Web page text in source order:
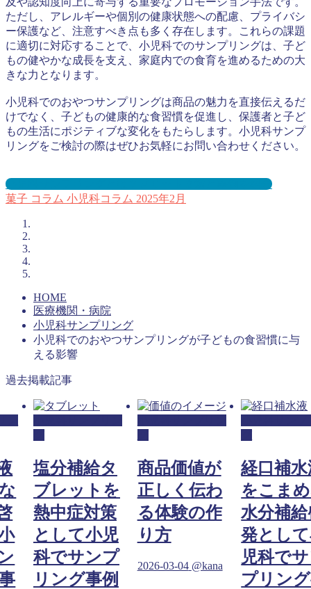
ただし、アレルギーや個別の健康状態への配慮、プライバシ
ー保護など、注意すべき点も多く存在します。これらの課題
に適切に対応することで、小児科でのサンプリングは、子ど
もの健やかな成長を支え、家庭内での食育を進めるための大
きな力となります。
小児科でのおやつサンプリングは商品の魅力を直接伝えるだ
けでなく、子どもの健康的な食習慣を促進し、保護者と子ど
もの生活にポジティブな変化をもたらします。小児科サンプ
リングをご検討の際はぜひお気軽にお問い合わせください。
小児科サンプリングとは？メリット３選と事例を紹介
菓子 コラム 小児科コラム 2025年2月
HOME
医療機関・病院
小児科サンプリング
小児科でのおやつサンプリングが子どもの食習慣に与
える影響
過去掲載記事
塩分補給タ
ブレットを
熱中症対策
として小児
科でサンプ
リング事例
商品価値が
正しく伝わ
る体験の作
り方
2026-03-04 @kana
経口補
をこま
水分補
発とし
児科で
プリン